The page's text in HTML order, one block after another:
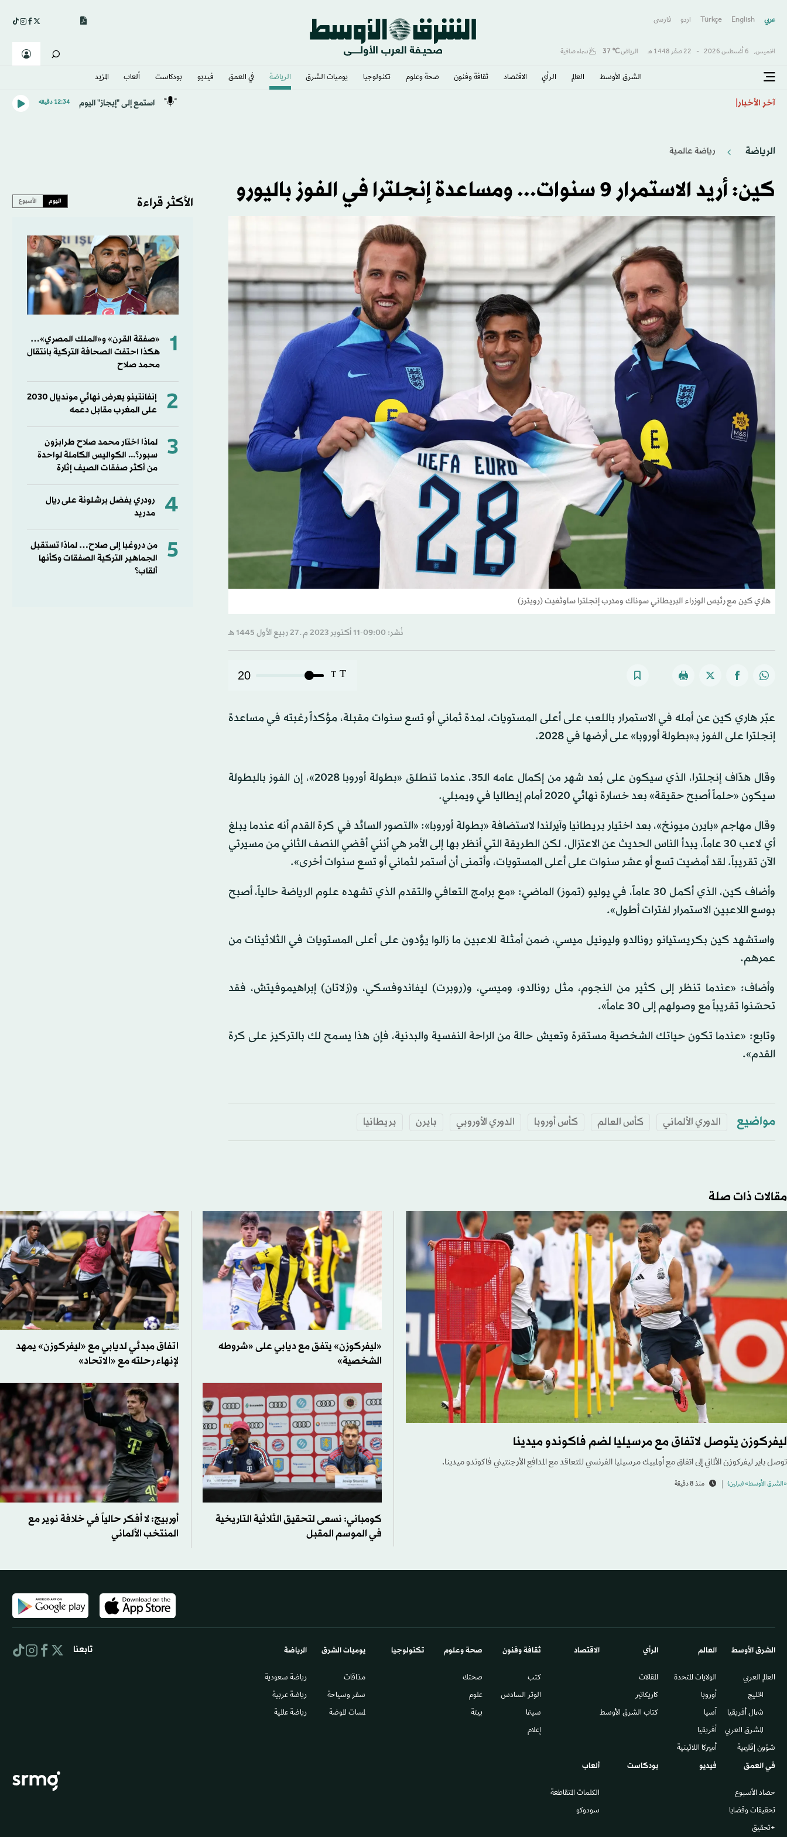
عربي English
Türkçe اردو فارسى
الخميس, 6 أغسطس 2026 - 22 صفَر 1448 هـ الرياض℃
37 سماء صافية
الشرق الأوسط​ العالم الرأي الاقتصاد ثقافة وفنون صحة وعلوم تكنولوجيا يوميات الشرق​ الرياضة في العمق فيديو بودكاست ألعاب المزيد
آخر الأخبار استمع إلى "إيجاز" اليوم 12:34 دقيقه
الرياضة رياضة عالمية
كين: أريد الاستمرار 9 سنوات... ومساعدة إنجلترا في الفوز باليورو
هاري كين مع رئيس الوزراء البريطاني سوناك ومدرب إنجلترا ساوثغيت (رويترز)
نُشر: 09:00-11 أكتوبر 2023 م ـ 27 ربيع الأول 1445 هـ
T
T
20
عبّر هاري كين عن أمله في الاستمرار باللعب على أعلى المستويات، لمدة ثماني أو تسع سنوات مقبلة، مؤكداً رغبته في مساعدة
إنجلترا على الفوز بـ«بطولة أوروبا» على أرضها في 2028.
وقال هدّاف إنجلترا، الذي سيكون على بُعد شهر من إكمال عامه الـ35، عندما تنطلق «بطولة أوروبا 2028»، إن الفوز بالبطولة
سيكون «حلماً أصبح حقيقة» بعد خسارة نهائي 2020 أمام إيطاليا في ويمبلي.
وقال مهاجم «بايرن ميونخ»، بعد اختيار بريطانيا وآيرلندا لاستضافة «بطولة أوروبا»: «التصور السائد في كرة القدم أنه عندما يبلغ
أي لاعب 30 عاماً، يبدأ الناس الحديث عن الاعتزال. لكن الطريقة التي أنظر بها إلى الأمر هي أنني أقضي النصف الثاني من مسيرتي
الآن تقريباً. لقد أمضيت تسع أو عشر سنوات على أعلى المستويات، وأتمنى أن أستمر لثماني أو تسع سنوات أخرى».
وأضاف كين، الذي أكمل 30 عاماً، في يوليو (تموز) الماضي: «مع برامج التعافي والتقدم الذي تشهده علوم الرياضة حالياً، أصبح
بوسع اللاعبين الاستمرار لفترات أطول».
واستشهد كين بكريستيانو رونالدو وليونيل ميسي، ضمن أمثلة للاعبين ما زالوا يؤدون على أعلى المستويات في الثلاثينات من
عمرهم.
وأضاف: «عندما تنظر إلى كثير من النجوم، مثل رونالدو، وميسي، و(روبرت) ليفاندوفسكي، و(زلاتان) إبراهيموفيتش، فقد
تحسّنوا تقريباً مع وصولهم إلى 30 عاماً».
وتابع: «عندما تكون حياتك الشخصية مستقرة وتعيش حالة من الراحة النفسية والبدنية، فإن هذا يسمح لك بالتركيز على كرة
القدم».
مواضيع الدوري الألماني كأس العالم كأس أوروبا الدوري الأوروبي بايرن بريطانيا
الأكثر قراءة اليوم الأسبوع
1
«صفقة القرن» و«الملك المصري»…
هكذا احتفت الصحافة التركية بانتقال
محمد صلاح
2
إنفانتينو يعرض نهائي مونديال 2030
على المغرب مقابل دعمه
3
لماذا اختار محمد صلاح طرابزون
سبور؟... الكواليس الكاملة لواحدة
من أكثر صفقات الصيف إثارة
4
رودري يفضل برشلونة على ريال
مدريد
5
من دروغبا إلى صلاح… لماذا تستقبل
الجماهير التركية الصفقات وكأنها
ألقاب؟
مقالات ذات صلة
ليفركوزن يتوصل لاتفاق مع مرسيليا لضم فاكوندو ميدينا
توصل باير ليفركوزن الألماني إلى اتفاق مع أولمبيك مرسيليا الفرنسي للتعاقد مع المدافع الأرجنتيني فاكوندو ميدينا.
«الشرق الأوسط» (برلين) منذ 8 دقيقة
«ليفركوزن» يتفق مع ديابي على «شروطه
الشخصية»
اتفاق مبدئي لديابي مع «ليفركوزن» يمهد
لإنهاء رحلته مع «الاتحاد»
كومباني: نسعى لتحقيق الثلاثية التاريخية
في الموسم المقبل
أوربيج: لا أفكر حالياً في خلافة نوير مع
المنتخب الألماني
الشرق الأوسط​
العالم العربي
الخليج
شمال أفريقيا
المشرق العربي
شؤون إقليمية
العالم
الولايات المتحدة
أوروبا
آسيا
أفريقيا
أميركا اللاتينية
الرأي
المقالات
كاريكاتير
كتاب الشرق الأوسط
الاقتصاد ثقافة وفنون
كتب
الوتر السادس​
سينما
إعلام
صحة وعلوم
صحتك
علوم
بيئة
تكنولوجيا يوميات الشرق​
مذاقات
سفر وسياحة
لمسات الموضة
الرياضة
رياضة سعودية
رياضة عربية
رياضة عالمية
في العمق
حصاد الأسبوع
تحقيقات وقضايا
+تحقيق
فيديو بودكاست ألعاب
الكلمات المتقاطعة
سودوكو
تابعنا